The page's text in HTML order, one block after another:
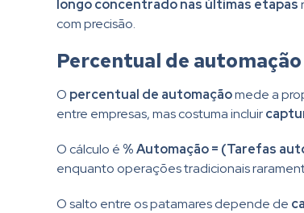
longo concentrado nas últimas etapas
com precisão.
Percentual de automação
O percentual de automaçãomede a
entre empresas, mas costuma incluir
O cálculo é % Automação = (Tarefas
enquanto operações tradicionais
O salto entre os patamares depende de